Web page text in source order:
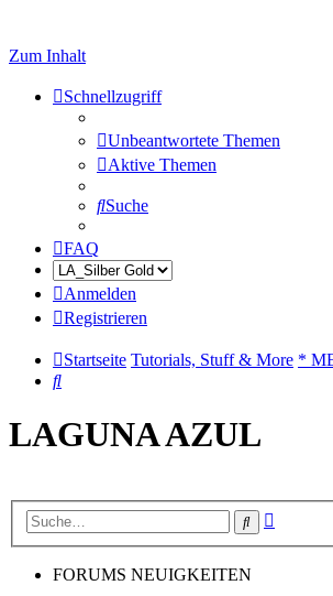
Zum Inhalt
Schnellzugriff
Unbeantwortete Themen
Aktive Themen
Suche
FAQ
Anmelden
Registrieren
Startseite Tutorials, Stuff & More *
Suche
LAGUNA AZUL
Suche
FORUMS NEUIGKEITEN